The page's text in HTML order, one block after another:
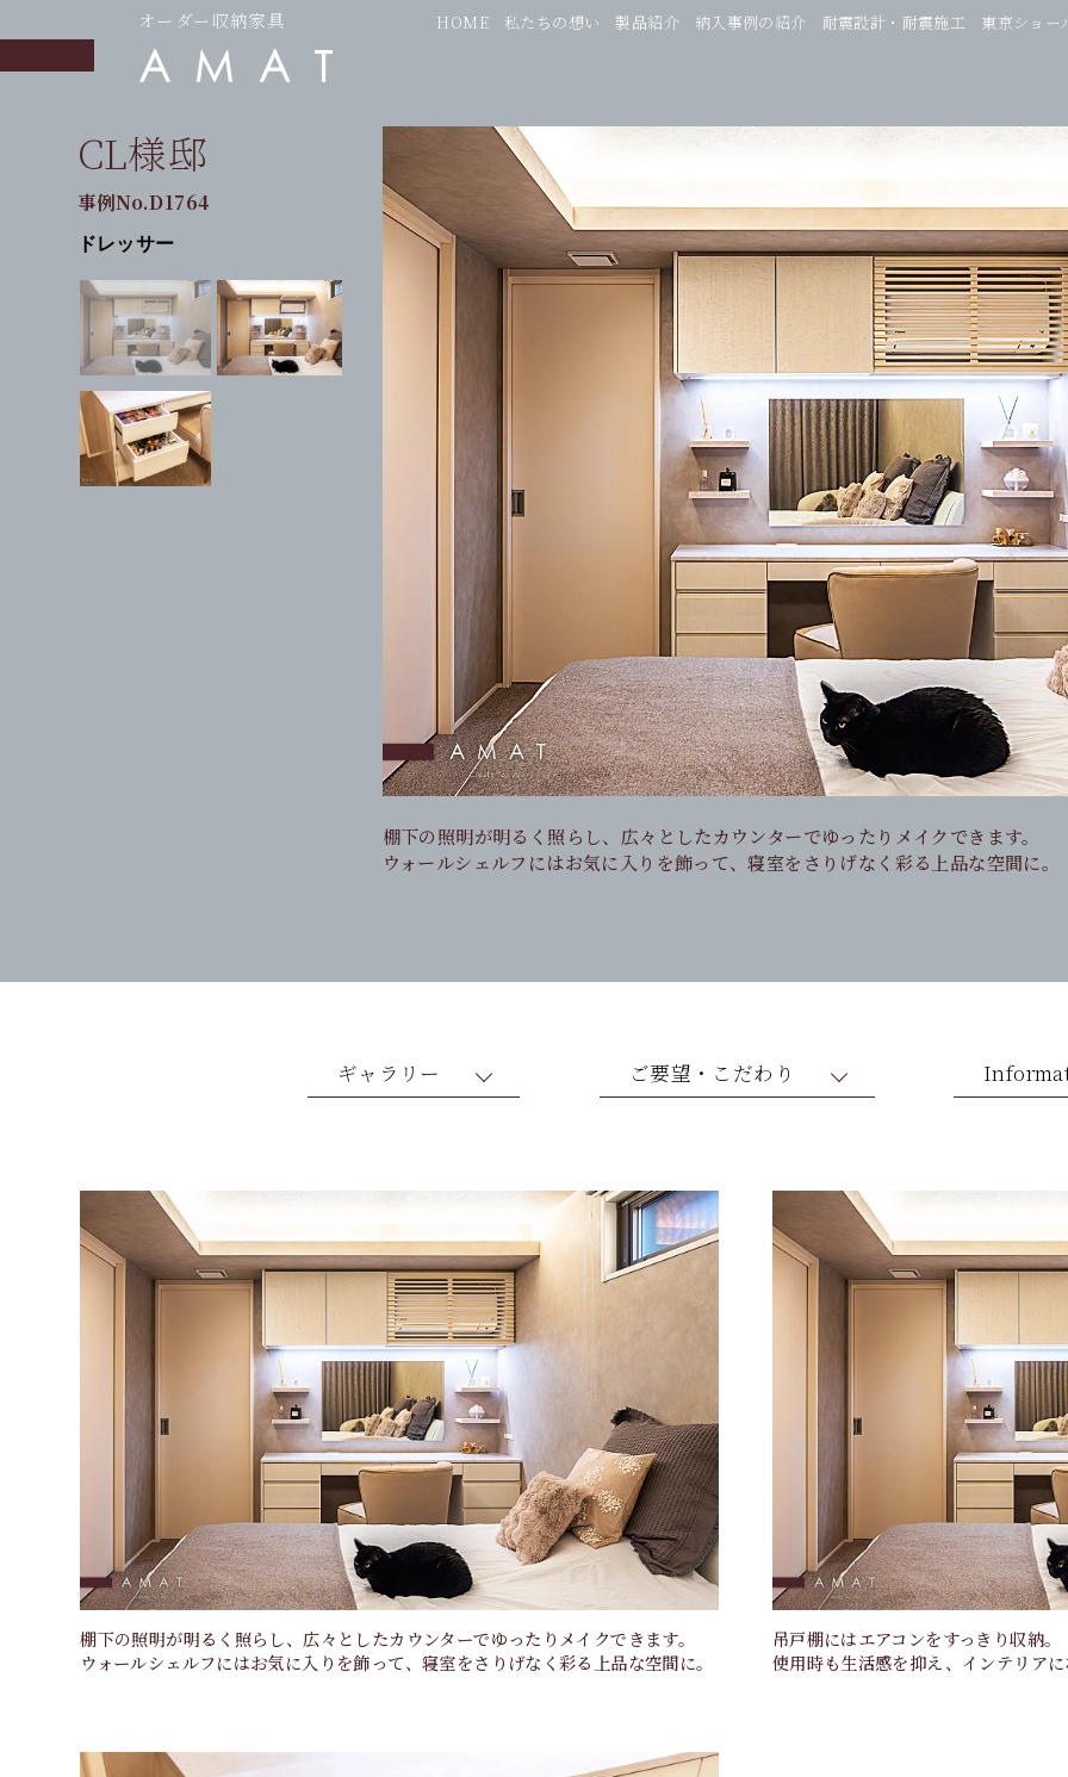
オーダー収納家具 HOME 私たちの想い 製品紹介 納入事例の紹介 耐震設計・耐震施工 東京ショー
CL様邸
事例No.D1764
ドレッサー
棚下の照明が明るく照らし、広々としたカウンターでゆったりメイクできます。
ウォールシェルフにはお気に入りを飾って、寝室をさりげなく彩る上品な空間に。
吊戸棚にはエアコンをすっきり収納。
使用時も生活感を抑え、インテリアになじむルーバー扉付きのデザインです。
引出しはコスメやアクセサリーを立てて収納できる深さで設計。
見た目の美しさと使いやすさを両立し、毎日の身支度を快適にしてくれるドレッサ
ギャラリー ご要望・こだわり
棚下の照明が明るく照らし、広々としたカウンターでゆったりメイクできます。
ウォールシェルフにはお気に入りを飾って、寝室をさりげなく彩る上品な空間に。
吊戸棚にはエアコンをすっきり収納。
使用時も生活感を抑え、インテリア